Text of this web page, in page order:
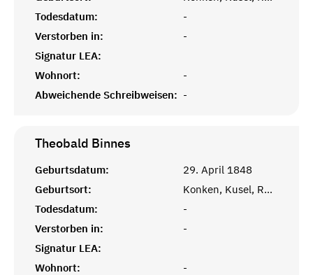
Todesdatum:
-
Verstorben in:
-
Signatur LEA:
Wohnort:
-
Abweichende Schreibweisen: -
Theobald Binnes
Geburtsdatum:
29. April 1848
Geburtsort:
Konken, Kusel, Rheinprovinz
Todesdatum:
-
Verstorben in:
-
Signatur LEA:
Wohnort:
-